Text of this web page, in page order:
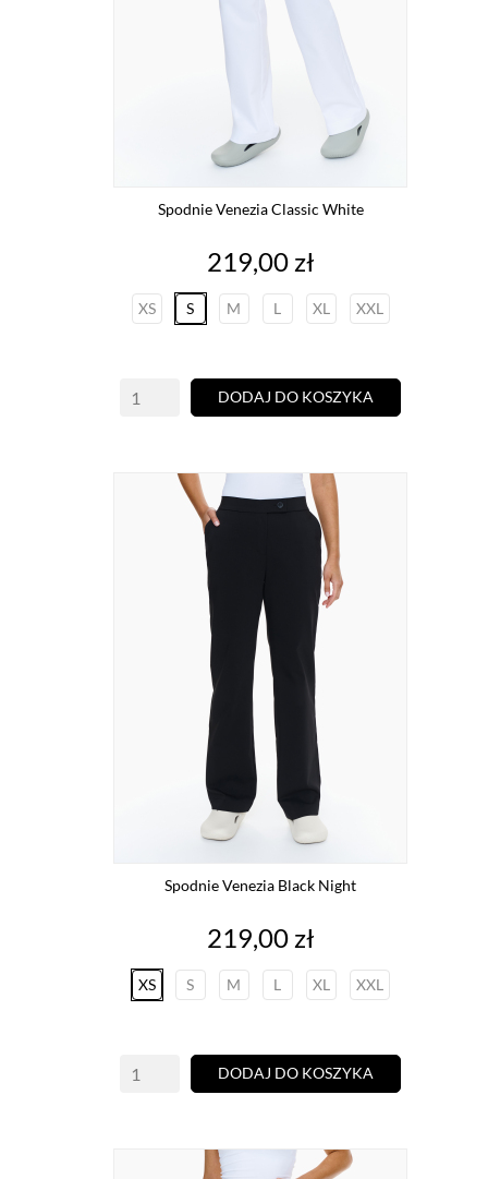
Spodnie Venezia Classic White
Cena
219,00 zł
XS S M L XL XXL
DODAJ DO KOSZYKA
Spodnie Venezia Black Night
Cena
219,00 zł
XS S M L XL XXL
DODAJ DO KOSZYKA